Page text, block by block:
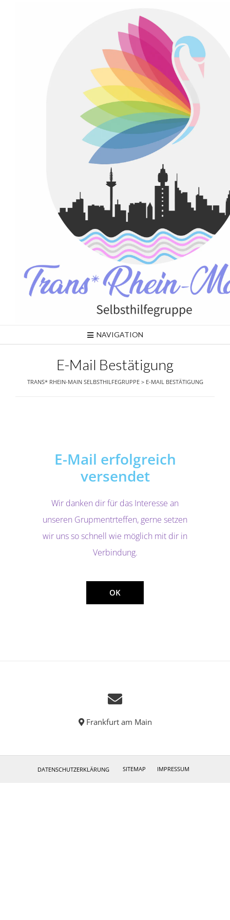
NAVIGATION
E-Mail Bestätigung
TRANS* RHEIN-MAIN SELBSTHILFEGRUPPE> E-MAIL BESTÄTIGUNG
E-Mail erfolgreich
versendet
Wir danken dir für das Interesse an
unseren Grupmentrteffen, gerne setzen
wir uns so schnell wie möglich mit dir in
Verbindung.
OK
Frankfurt am Main
DATENSCHUTZERKLÄRUNG SITEMAP IMPRESSUM